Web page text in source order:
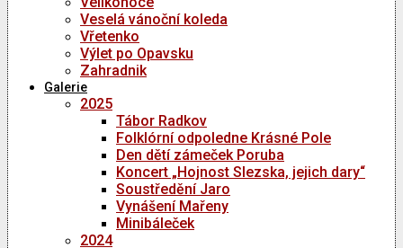
Veselá vánoční koleda
Vřetenko
Výlet po Opavsku
Zahradnik
Galerie
2025
Tábor Radkov
Folklórní odpoledne Krásné Pole
Den dětí zámeček Poruba
Koncert „Hojnost Slezska, jejich dary“
Soustředění Jaro
Vynášení Mařeny
Minibáleček
2024